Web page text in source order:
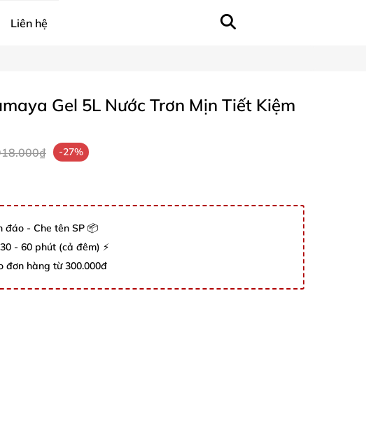
Liên hệ
Gel 5L Nước Trơn Mịn Tiết Kiệm
-27%
đáo - Che tên SP 📦
- 60 phút (cả đêm) ⚡
đơn hàng từ 300.000đ